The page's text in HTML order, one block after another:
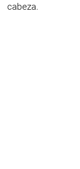
cabeza.